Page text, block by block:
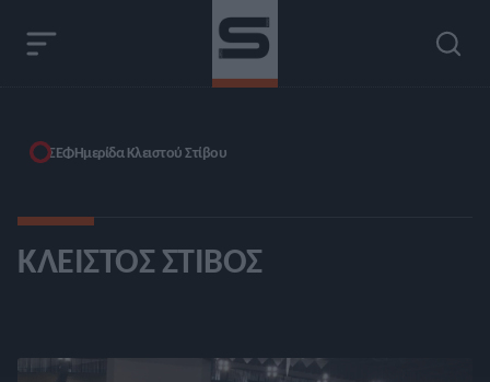
ΣΕΦΗμερίδα Κλειστού Στίβου
ΚΛΕΙΣΤΌΣ ΣΤΊΒΟΣ